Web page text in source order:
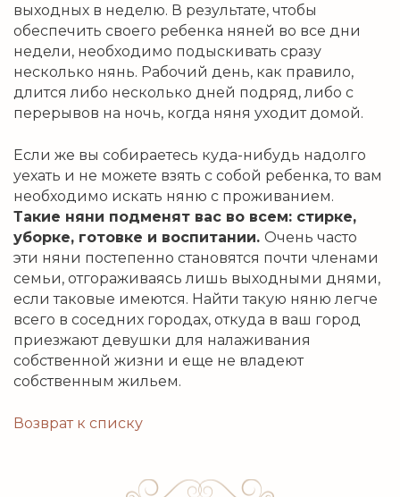
выходных в неделю. В результате, чтобы
обеспечить своего ребенка няней во все дни
недели, необходимо подыскивать сразу
несколько нянь. Рабочий день, как правило,
длится либо несколько дней подряд, либо с
перерывов на ночь, когда няня уходит домой.
Если же вы собираетесь куда-нибудь надолго
уехать и не можете взять с собой ребенка, то вам
необходимо искать няню с проживанием.
Такие няни подменят вас во всем: стирке,
уборке, готовке и воспитании. Очень часто
эти няни постепенно становятся почти членами
семьи, отгораживаясь лишь выходными днями,
если таковые имеются. Найти такую няню легче
всего в соседних городах, откуда в ваш город
приезжают девушки для налаживания
собственной жизни и еще не владеют
собственным жильем.
Возврат к списку